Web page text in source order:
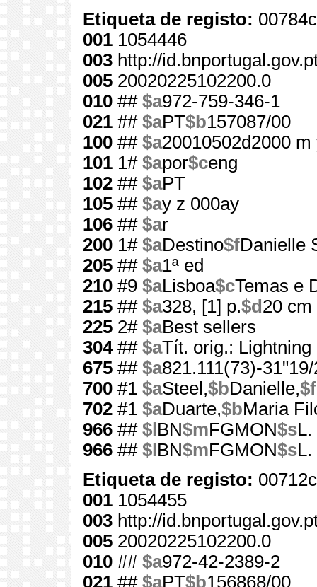
Etiqueta de registo:
001 1054446
003 http://
005 20020225102200.0
010 ## $a972-759-346-1
021 ## $aPT$b157087/00
100 ## $a20010502d2000
101 1# $apor$ceng
102 ## $aPT
105 ## $ay z 000ay
106 ## $ar
200 1# $aDestino$fDanielle
205 ## $a1ª ed
210 #9 $aLisboa$cTemas e
215 ## $a328, [1] p.$d 20 cm
225 2# $aBest sellers
304## $aTít. orig.: Lightning
675 ## $a821.111(73)-
700 #1 $aSteel,$bDanielle,$f
702 #1 $aDuarte,$bMaria
966 ## $l BN$mFGMON$sL.
966 ## $l BN$mFGMON$sL.
Etiqueta de registo:
001 1054455
003 http://
005 20020225102200.0
010 ## $a972-42-2389-2
021 ## $aPT$b156868/00